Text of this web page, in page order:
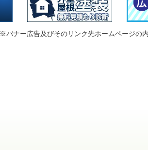
※バナー広告及びそのリンク先ホームページの